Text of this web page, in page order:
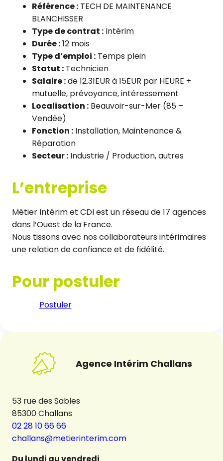
Référence : TECH DE MAINTENANCE
BLANCHISSER
Type de contrat : Intérim
Durée :12 mois
Type d’emploi : Temps plein
Statut : Technicien
Salaire :de 12.31EUR à 15EUR par HEURE +
mutuelle, prévoyance, intéressement
Localisation : Beauvoir-sur-Mer (85 –
Vendée)
Fonction : Installation, Maintenance &
Réparation
Secteur : Industrie / Production, autres
L’entreprise
Métier Intérim et CDI est un réseau de 17 agences
dans l’Ouest de la France.
Nous tissons avec nos collaborateurs intérimaires
une relation de confiance et de fidélité.
Pour postuler
Postuler
Agence Intérim Challans
53 rue des Sables
85300 Challans
02 28 10 66 66
challans@metierinterim.com